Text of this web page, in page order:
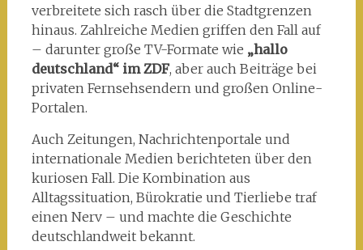
verbreitete sich rasch über die Stadtgrenzen
hinaus. Zahlreiche Medien griffen den Fall auf
– darunter große TV-Formate wie „hallo
deutschland“ im ZDF, aber auch Beiträge bei
privaten Fernsehsendern und großen Online-
Portalen.
Auch Zeitungen, Nachrichtenportale und
internationale Medien berichteten über den
kuriosen Fall. Die Kombination aus
Alltagssituation, Bürokratie und Tierliebe traf
einen Nerv – und machte die Geschichte
deutschlandweit bekannt.